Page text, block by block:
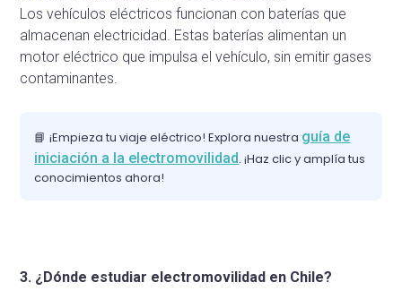
Los vehículos eléctricos funcionan con baterías que
almacenan electricidad. Estas baterías alimentan un
motor eléctrico que impulsa el vehículo, sin emitir gases
contaminantes.
📘¡Empieza tu viaje eléctrico! Explora nuestra guía de
iniciación a la electromovilidad. ¡Haz clic y amplía tus
conocimientos ahora!
3. ¿Dónde estudiar electromovilidad en Chile?